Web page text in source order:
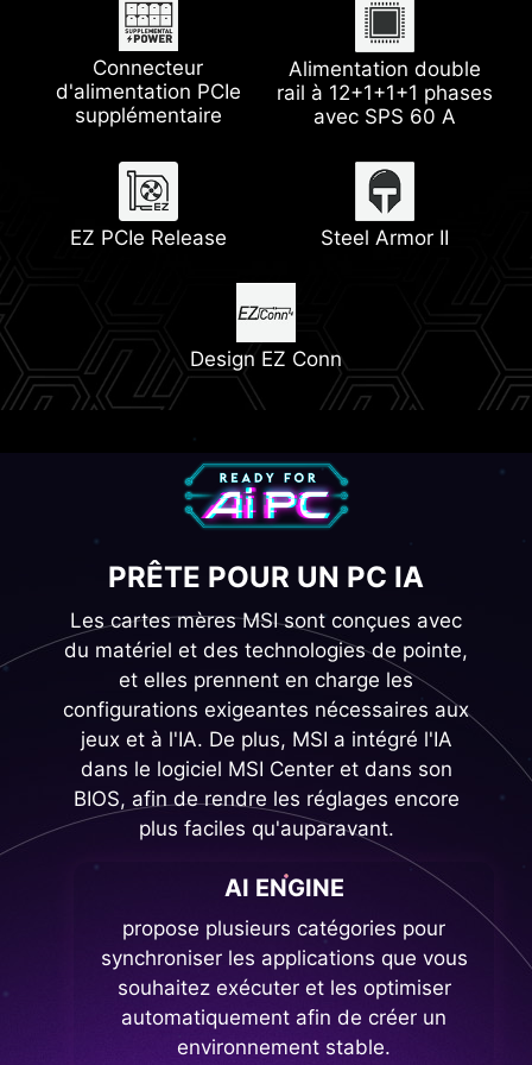
Connecteur
d'alimentation PCIe
supplémentaire
Alimentation double
rail à 12+1+1+1 phases
avec SPS 60 A
EZ PCIe Release Steel Armor II
Design EZ Conn
Support ventilateur
pompe
Dissipateur avec pad
thermique 7 W/mK
Wi-Fi 7 1 x slot PCIe 5.0 M.2
Memory Boost Lightning Gen5
2 x slots PCIe 4.0 M.2
PRÊTE POUR UN PC IA
Les cartes mères MSI sont conçues avec
du matériel et des technologies de pointe,
et elles prennent en charge les
configurations exigeantes nécessaires aux
jeux et à l'IA. De plus, MSI a intégré l'IA
dans le logiciel MSI Center et dans son
BIOS, afin de rendre les réglages encore
plus faciles qu'auparavant.
AI ENGINE
propose plusieurs catégories pour
synchroniser les applications que vous
souhaitez exécuter et les optimiser
automatiquement afin de créer un
environnement stable.